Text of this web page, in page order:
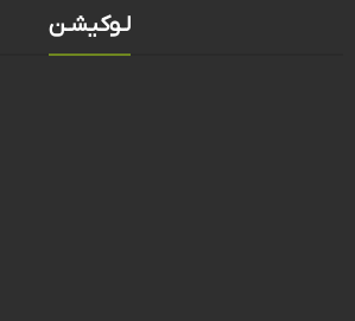
لـوکیشـن